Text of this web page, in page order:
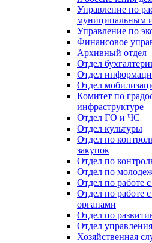
Управление по
муниципальным
Управление по
Финансовое
Архивный отдел
Отдел
Отдел
Отдел
Комитет по
инфраструктуре
Отдел ГО и ЧС
Отдел культуры
Отдел по
закупок
Отдел по
Отдел по
Отдел по работе
Отдел по работе
органами
Отдел по
Отдел
Хозяйственная